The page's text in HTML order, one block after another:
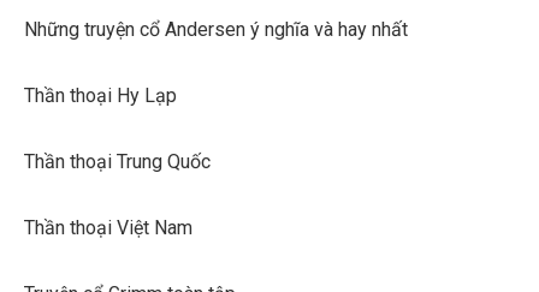
Những truyện cổ Andersen ý nghĩa và hay nhất
Thần thoại Hy Lạp
Thần thoại Trung Quốc
Thần thoại Việt Nam